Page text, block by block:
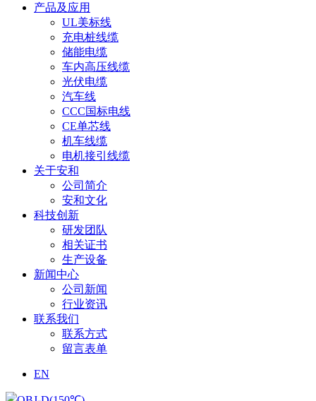
产品及应用
UL美标线
充电桩线缆
储能电缆
车内高压线缆
光伏电缆
汽车线
CCC国标电线
CE单芯线
机车线缆
电机接引线缆
关于安和
公司简介
安和文化
科技创新
研发团队
相关证书
生产设备
新闻中心
公司新闻
行业资讯
联系我们
联系方式
留言表单
EN